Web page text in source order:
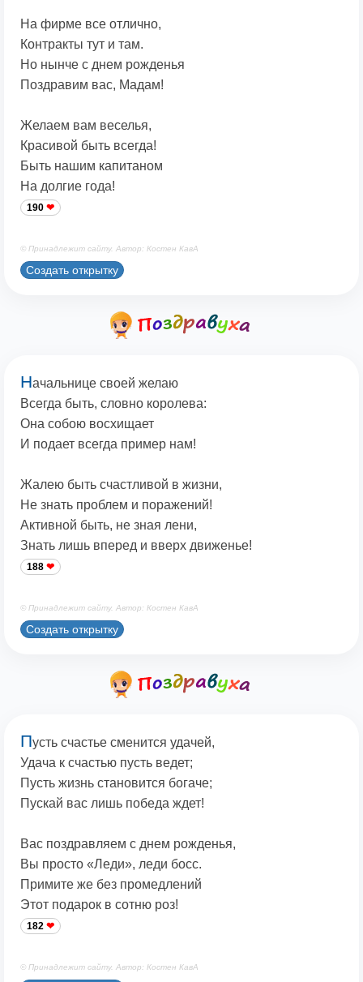
На фирме все отлично,
Контракты тут и там.
Но нынче с днем рожденья
Поздравим вас, Мадам!
Желаем вам веселья,
Красивой быть всегда!
Быть нашим капитаном
На долгие года!
190
© Принадлежит сайту. Автор: Костен КавА
Создать открытку
Начальнице своей желаю
Всегда быть, словно королева:
Она собою восхищает
И подает всегда пример нам!
Жалею быть счастливой в жизни,
Не знать проблем и поражений!
Активной быть, не зная лени,
Знать лишь вперед и вверх движенье!
188
© Принадлежит сайту. Автор: Костен КавА
Создать открытку
Пусть счастье сменится удачей,
Удача к счастью пусть ведет;
Пусть жизнь становится богаче;
Пускай вас лишь победа ждет!
Вас поздравляем с днем рожденья,
Вы просто «Леди», леди босс.
Примите же без промедлений
Этот подарок в сотню роз!
182
© Принадлежит сайту. Автор: Костен КавА